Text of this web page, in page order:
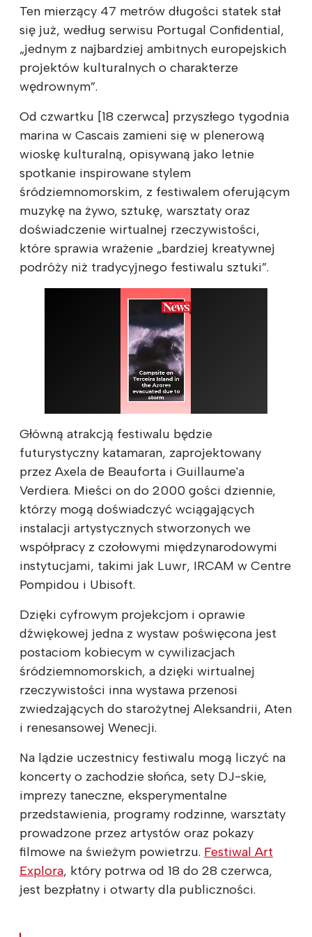
Ten mierzący 47 metrów długości statek stał
się już, według serwisu Portugal Confidential,
„jednym z najbardziej ambitnych europejskich
projektów kulturalnych o charakterze
wędrownym”.
Od czwartku [18 czerwca] przyszłego tygodnia
marina w Cascais zamieni się w plenerową
wioskę kulturalną, opisywaną jako letnie
spotkanie inspirowane stylem
śródziemnomorskim, z festiwalem oferującym
muzykę na żywo, sztukę, warsztaty oraz
doświadczenie wirtualnej rzeczywistości,
które sprawia wrażenie „bardziej kreatywnej
podróży niż tradycyjnego festiwalu sztuki”.
Główną atrakcją festiwalu będzie
futurystyczny katamaran, zaprojektowany
przez Axela de Beauforta i Guillaume'a
Verdiera. Mieści on do 2000 gości dziennie,
którzy mogą doświadczyć wciągających
instalacji artystycznych stworzonych we
współpracy z czołowymi międzynarodowymi
instytucjami, takimi jak Luwr, IRCAM w Centre
Pompidou i Ubisoft.
Dzięki cyfrowym projekcjom i oprawie
dźwiękowej jedna z wystaw poświęcona jest
postaciom kobiecym w cywilizacjach
śródziemnomorskich, a dzięki wirtualnej
rzeczywistości inna wystawa przenosi
zwiedzających do starożytnej Aleksandrii, Aten
i renesansowej Wenecji.
Na lądzie uczestnicy festiwalu mogą liczyć na
koncerty o zachodzie słońca, sety DJ-skie,
imprezy taneczne, eksperymentalne
przedstawienia, programy rodzinne, warsztaty
prowadzone przez artystów oraz pokazy
filmowe na świeżym powietrzu. Festiwal Art
Explora, który potrwa od 18 do 28 czerwca,
jest bezpłatny i otwarty dla publiczności.